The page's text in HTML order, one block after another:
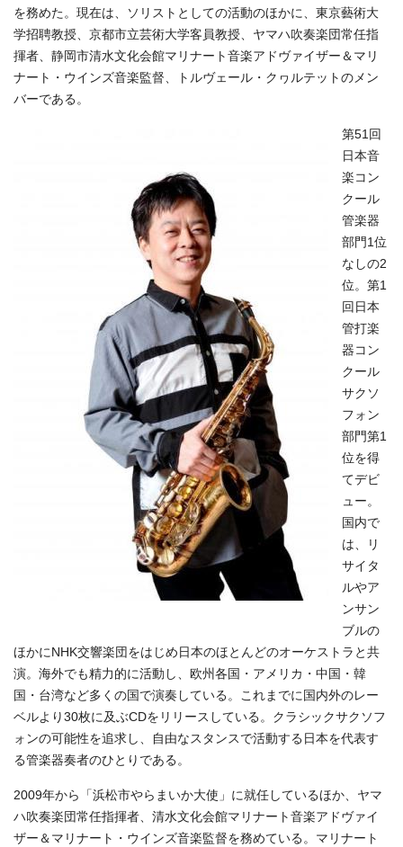
を務めた。現在は、ソリストとしての活動のほかに、東京藝術大
学招聘教授、京都市立芸術大学客員教授、ヤマハ吹奏楽団常任指
揮者、静岡市清水文化会館マリナート音楽アドヴァイザー＆マリ
ナート・ウインズ音楽監督、トルヴェール・クヮルテットのメン
バーである。
第51回
日本音
楽コン
クール
管楽器
部門1位
なしの2
位。第1
回日本
管打楽
器コン
クール
サクソ
フォン
部門第1
位を得
てデビ
ュー。
国内で
は、リ
サイタ
ルやア
ンサン
ブルの
ほかにNHK交響楽団をはじめ日本のほとんどのオーケストラと共
演。海外でも精力的に活動し、欧州各国・アメリカ・中国・韓
国・台湾など多くの国で演奏している。これまでに国内外のレー
ベルより30枚に及ぶCDをリリースしている。クラシックサクソフ
ォンの可能性を追求し、自由なスタンスで活動する日本を代表す
る管楽器奏者のひとりである。
2009年から「浜松市やらまいか大使」に就任しているほか、ヤマ
ハ吹奏楽団常任指揮者、清水文化会館マリナート音楽アドヴァイ
ザー＆マリナート・ウインズ音楽監督を務めている。マリナート